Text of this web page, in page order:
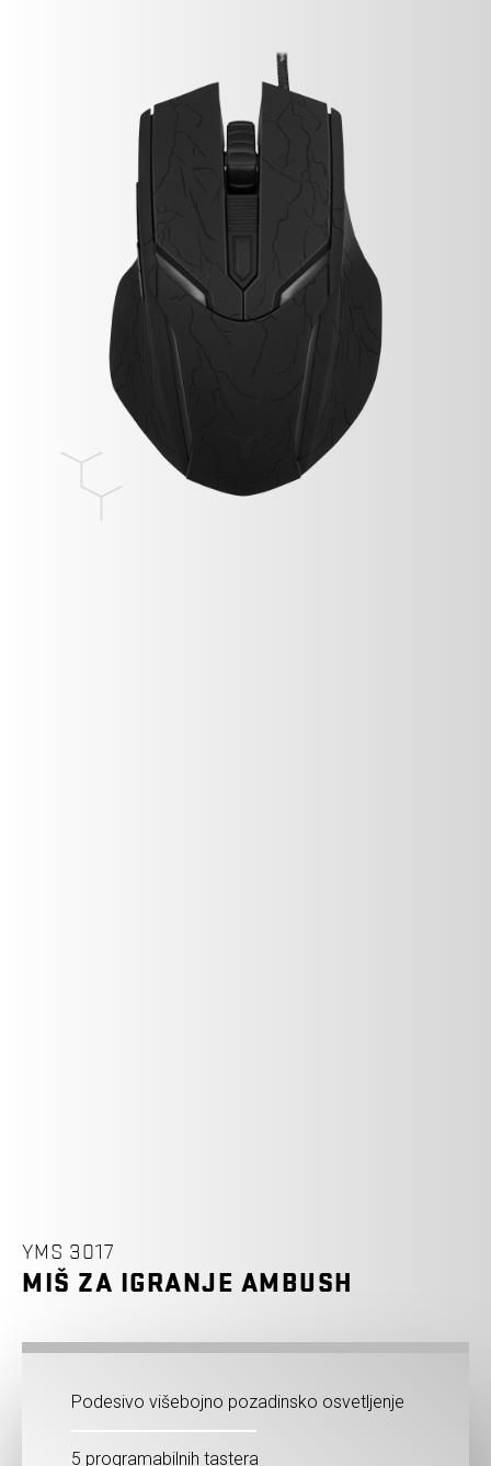
YMS 3017
MIŠ ZA IGRANJE AMBUSH
Podesivo višebojno pozadinsko osvetljenje
5 programabilnih tastera